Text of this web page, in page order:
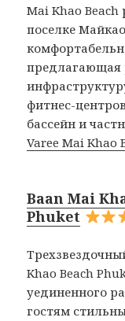
Mai Khao
поселке
предлагающая
фитнес-
бассейн и
Varee Mai Khao
Baan Mai
Phuket
Khao Beach
уединенного
гостям